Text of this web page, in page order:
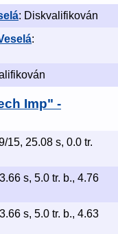
: Diskvalifikován
:
Imp" -
15, 25.08 s, 0.0 tr.
s, 5.0 tr. b., 4.76
s, 5.0 tr. b., 4.63